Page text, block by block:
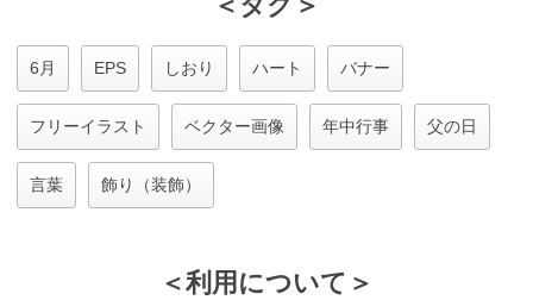
6月 EPS しおり ハート バナー
フリーイラスト ベクター画像 年中行事 父の日
言葉 飾り（装飾）
＜利用について＞